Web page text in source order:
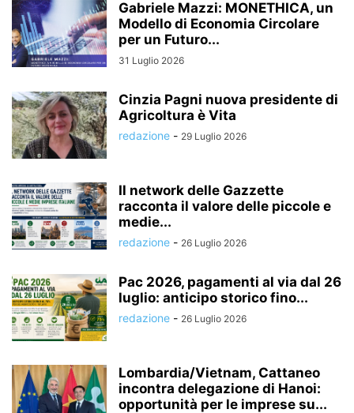
Gabriele Mazzi: MONETHICA, un
Modello di Economia Circolare
per un Futuro...
31 Luglio 2026
Cinzia Pagni nuova presidente di
Agricoltura è Vita
redazione - 29 Luglio 2026
Il network delle Gazzette
racconta il valore delle piccole e
medie...
redazione - 26 Luglio 2026
Pac 2026, pagamenti al via dal 26
luglio: anticipo storico fino...
redazione - 26 Luglio 2026
Lombardia/Vietnam, Cattaneo
incontra delegazione di Hanoi:
opportunità per le imprese su...